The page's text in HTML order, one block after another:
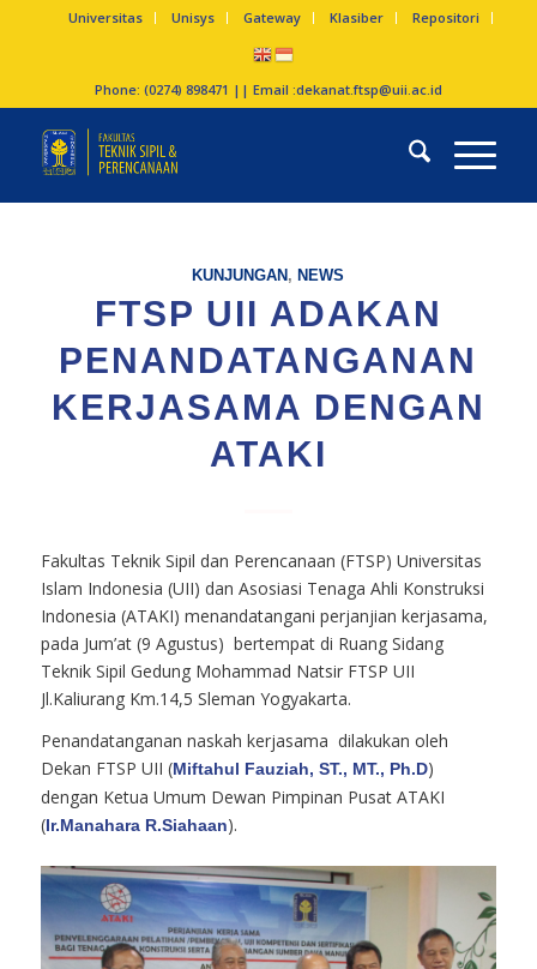
Universitas Unisys Gateway Klasiber Repositori
Phone: (0274) 898471 || Email :dekanat.ftsp@uii.ac.id
KUNJUNGAN , NEWS
FTSP UII ADAKAN
PENANDATANGANAN
KERJASAMA DENGAN
ATAKI
Fakultas Teknik Sipil dan Perencanaan (FTSP) Universitas
Islam Indonesia (UII) dan Asosiasi Tenaga Ahli Konstruksi
Indonesia (ATAKI) menandatangani perjanjian kerjasama,
pada Jum’at (9 Agustus) bertempat di Ruang Sidang
Teknik Sipil Gedung Mohammad Natsir FTSP UII
Jl.Kaliurang Km.14,5 Sleman Yogyakarta.
Penandatanganan naskah kerjasama dilakukan oleh
Dekan FTSP UII (Miftahul Fauziah, ST., MT., Ph.D)
dengan Ketua Umum Dewan Pimpinan Pusat ATAKI
(Ir.Manahara R.Siahaan).